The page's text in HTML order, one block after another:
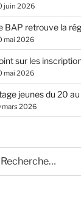
juin 2026
BAP retrouve la
mai 2026
sur les
mai 2026
jeunes du 20
mars 2026